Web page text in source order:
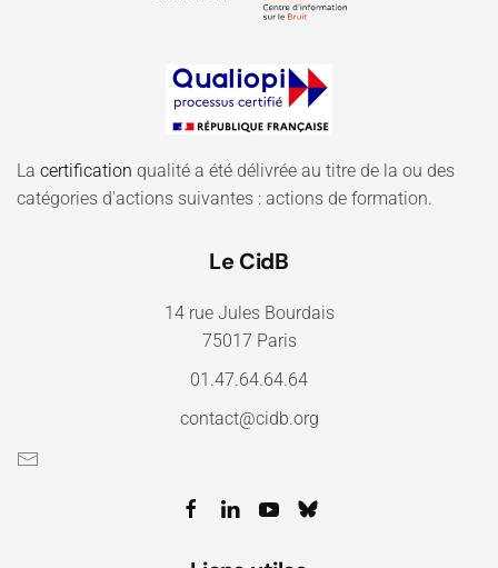
La certification qualité a été délivrée au titre de la ou des
catégories d'actions suivantes : actions de formation.
Le CidB
14 rue Jules Bourdais
75017 Paris
01.47.64.64.64
contact@cidb.org